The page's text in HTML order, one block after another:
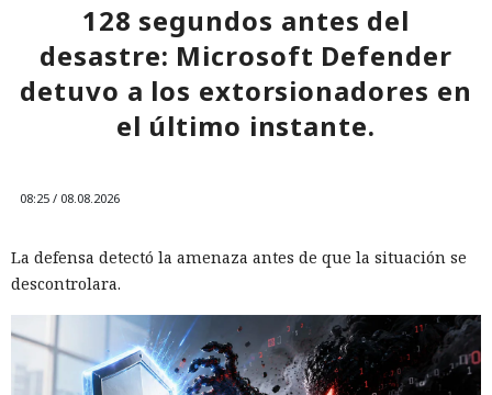
128 segundos antes del
desastre: Microsoft Defender
detuvo a los extorsionadores en
el último instante.
08:25 / 08.08.2026
La defensa detectó la amenaza antes de que la situación se
descontrolara.